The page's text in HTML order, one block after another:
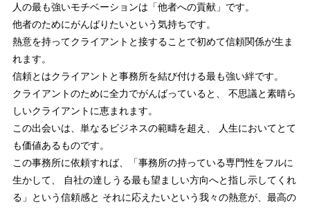
人の最も強いモチベーションは「他者への貢献」です。
他者のためにがんばりたいという気持ちです。
熱意を持ってクライアントと接することで初めて信頼関係が生ま
れます。
信頼とはクライアントと事務所を結び付ける最も強い絆です。
クライアントのために全力でがんばっていると、
不思議と素晴ら
しいクライアントに恵まれます。
この出会いは、単なるビジネスの範疇を超え、
人生においてとて
も価値あるものです。
この事務所に依頼すれば、「事務所の持っている専門性をフルに
生かして、
自社の達しうる最も望ましい方向へと指し示してくれ
る」という信頼感と それに応えたいという我々の熱意が、最高の